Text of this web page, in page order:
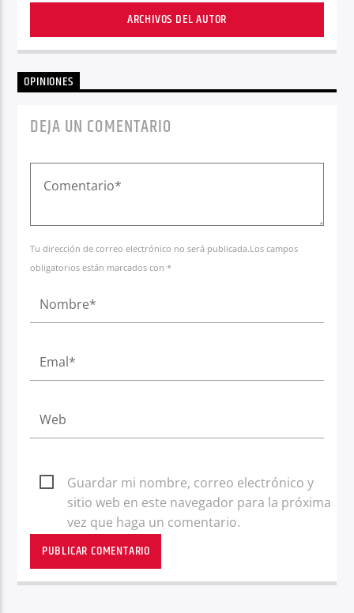
ARCHIVOS DEL AUTOR
OPINIONES
DEJA UN COMENTARIO
Tu dirección de correo electrónico no será publicada.Los campos
obligatorios están marcados con *
Guardar mi nombre, correo electrónico y
sitio web en este navegador para la próxima
vez que haga un comentario.